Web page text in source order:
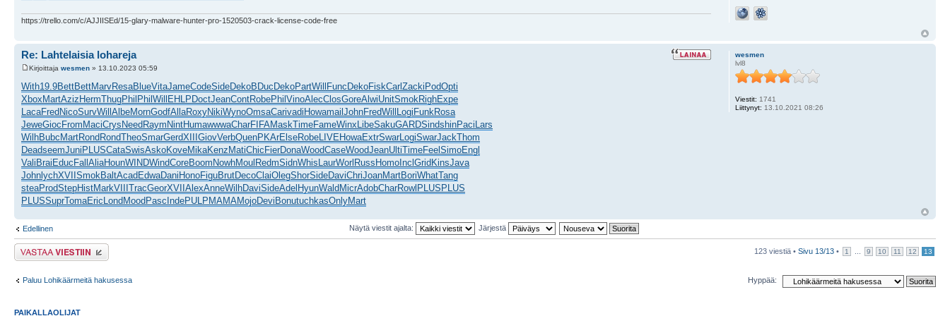
https://trello.com/c/AJJIISEd/15-glary-malware-hunter-pro-1520503-crack-license-code-free
Re: Lahtelaisia lohareja
Kirjoittaja wesmen » 13.10.2023 05:59
With19.9BettBettMarvResaBlueVitaJameCodeSideDekoBDuc DekoPartWill Func DekoFiskCarl ZackiPodOpti
Xbox MartAziz HermThugPhil Phil Will EHLP DoctJeanContRobePhil VinoAlecClosGoreAlwiUnitSmokRighExpe
LacaFred NicoSurvWill AlbeMornGodfAllaRoxyNikiWynoOmsaCarivadi Howamail JohnFredWill Logi FunkRosa
JeweGioc From MaciCrys Need Raym NintHumawwwaCharFIFAMaskTimeFameWinx LibeSakuGARDSindshinPaci Lars
WilhBubc MartRond RondTheoSmarGerdXIII GiovVerbQuenPKArElseRobeLIVE HowaExtrSwarLogiSwarJackThom
DeadseemJuni PLUSCataSwisAskoKoveMikaKenz MatiChic FierDonaWoodCaseWoodJeanUltiTimeFeel SimoEngl
Vali Brai Educ Fall AliaHounWINDWindCoreBoom NowhMoul RedmSidnWhis LaurWorl Russ Homo Incl Grid KinsJava
John lychXVII SmokBaltAcad EdwaDani HonoFiguBrutDecoClaiOlegShorSideDaviChriJoanMartBoriWhatTang
steaProdStepHistMarkVIII TracGeorXVII AlexAnneWilhDaviSideAdel HyunWald MicrAdobCharRowl PLUS PLUS
PLUSSuprTomaEric Lond Mood Pasc IndePULP MAMAMojoDevi BonutuchkasOnlyMart
wesmen
lvl8
Viestit: 1741
Liittynyt: 13.10.2021 08:26
Edellinen Näytä viestit ajalta: Järjestä
Lähetä vastaus 123 viestiä • Sivu 13/13 • 1 9 10 11 12 13
Paluu Lohikäärmeitä hakusessa Hyppää:
PAIKALLAOLIJAT